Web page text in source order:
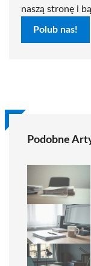
naszą stronę i
Polub nas!
Podobne